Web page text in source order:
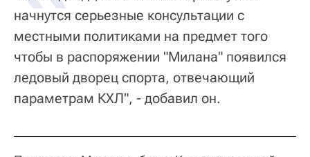
начнутся серьезные консультации с
местными политиками на предмет того
чтобы в распоряжении "Милана" появился
ледовый дворец спорта, отвечающий
параметрам КХЛ", - добавил он.